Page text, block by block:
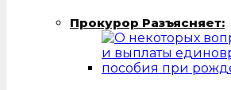
Прокурор Разъясняет: